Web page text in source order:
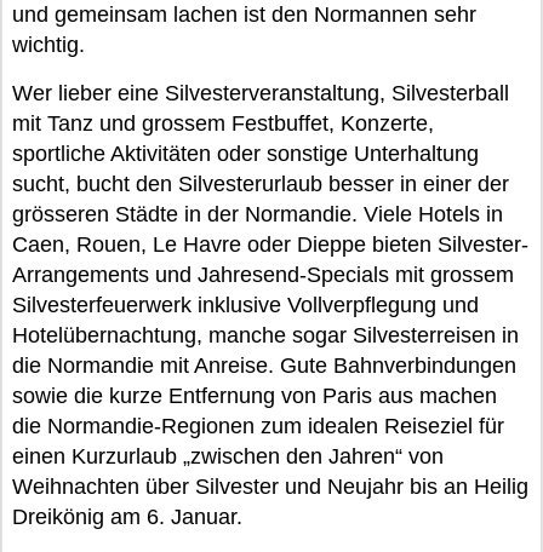
und gemeinsam lachen ist den Normannen sehr
wichtig.
Wer lieber eine Silvesterveranstaltung, Silvesterball
mit Tanz und grossem Festbuffet, Konzerte,
sportliche Aktivitäten oder sonstige Unterhaltung
sucht, bucht den Silvesterurlaub besser in einer der
grösseren Städte in der Normandie. Viele Hotels in
Caen, Rouen, Le Havre oder Dieppe bieten Silvester-
Arrangements und Jahresend-Specials mit grossem
Silvesterfeuerwerk inklusive Vollverpflegung und
Hotelübernachtung, manche sogar Silvesterreisen in
die Normandie mit Anreise. Gute Bahnverbindungen
sowie die kurze Entfernung von Paris aus machen
die Normandie-Regionen zum idealen Reiseziel für
einen Kurzurlaub „zwischen den Jahren“ von
Weihnachten über Silvester und Neujahr bis an Heilig
Dreikönig am 6. Januar.